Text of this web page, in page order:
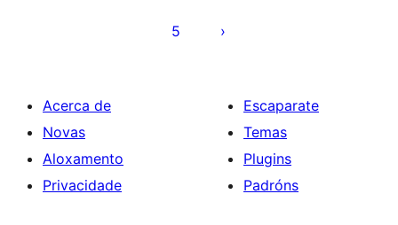
5
Acerca de
Novas
Aloxamento
Privacidade
Escaparate
Temas
Plugins
Padróns